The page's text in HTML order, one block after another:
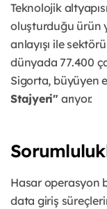
Teknolojik
oluşturduğu ürün
anlayışı ile
dünyada 77.400
Sigorta, büyüyen
Stajyeri" arıyor.
Hasar operasyon
data giriş